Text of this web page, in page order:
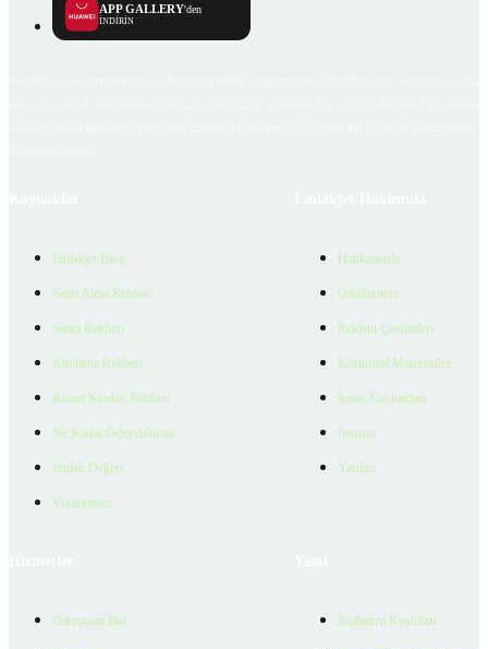
APP GALLERY'den
İNDİRİN
Emlakjet Blog
Satın Alma Rehberi
Satıcı Rehberi
Kiralama Rehberi
Konut Kredisi Rehberi
Ne Kadar Ödeyebilirim
Emlak Değeri
Verilerimiz
Hakkımızda
Ödüllerimiz
Reklam Çözümleri
Kurumsal Materyaller
İnsan Kaynakları
İletişim
Yardım
Danışman Bul Kullanım Koşulları